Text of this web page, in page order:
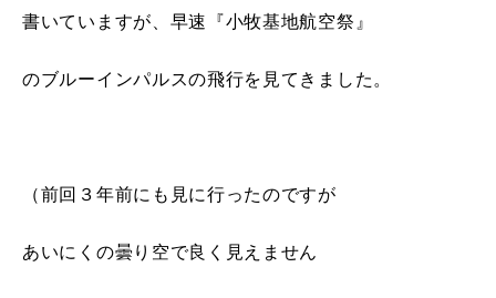
書いていますが、早速『小牧基地航空祭』
のブルーインパルスの飛行を見てきました。
（前回３年前にも見に行ったのですが
あいにくの曇り空で良く見えません